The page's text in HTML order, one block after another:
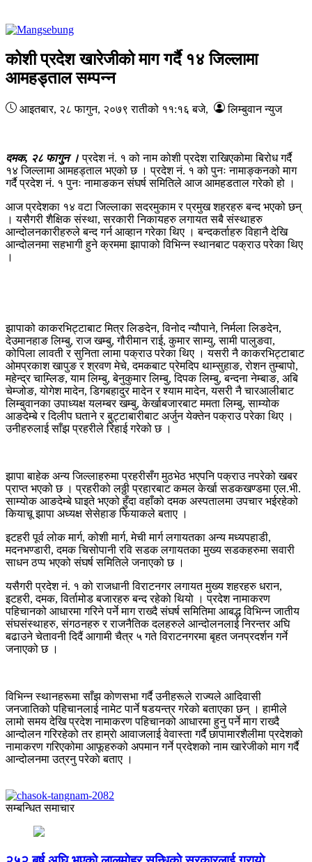
कोशी प्रदेश खारेजीको माग गर्दै १४ जिल्लामा
आमहड्ताल सम्पन्न
आइतबार, २८ फागुन, २०७९रातीको ११:१६ बजे, लिम्बुवान न्युज
दमक, २८ फागुन । प्रदेश नं. १ को नाम कोशी प्रदेश राखिएकोमा बिरोध गर्दै
१४ जिल्लामा आमहड्ताल भएको छ । प्रदेश नं. १ को पुनः नामाङ्कनको माग
गर्दै प्रदेश नं. १ पुनः नामाङकन संघर्ष समितिले आज आमहडताल गरेको हो ।
आज प्रदेशका १४ वटा जिल्लाका सदरमुकाम र प्रमुख शहरहरु बन्द भएको छन्
। यसैगरी शैक्षिक संस्था, सरकारी निकायहरु लगायत सबै संस्थाहरु
आन्दोलनकारीहरुले बन्द गर्न आव्हान गरेका थिए । बन्दकर्ताहरु विहानै देखि
आन्दोलनमा सहभागी हुने क्रममा झापाको विभिन्न स्थानबाट पक्राउ परेका थिए
।
झापाको काकरभिट्टाबाट मित्र लिङदेन, विनोद न्यौपाने, निर्मला लिङदेन,
देउमानहाङ लिम्बु, राज खम्बु, गौरीमान राई, कुमार साम्यु, सामी पालुङवा,
कोपिला लावती र सुनिता लामा पक्राउ परेका थिए । यसरी नै काकरभिट्टाबाट
ओमप्रकाश खापुङ र श्रवण मेचे, दमकबाट प्रेमदिप थाम्सुहाङ, रोशन तुम्बापो,
महेन्द्र चाम्लिङ, याम लिम्बु, बेनुकुमार लिम्बु, दिपक लिम्बु, बन्दना नेम्बाङ, अबि
चेम्जोङ, योगेश मादेन, डिगबहादुर मादेन र श्याम मादेन, यसरी नै चारआलीबाट
लिम्बुवानका उपाध्यक्ष यलम्बर खम्बु, केर्खाबजारबाट ममता लिम्बु, साम्योक
आङदेम्बे र दिलीप घताने र बुट्टाबारीबाट अर्जुन येक्तेन पक्राउ परेका थिए ।
उनीहरुलाई साँझ प्रहरीले रिहाई गरेको छ ।
झापा बाहेक अन्य जिल्लाहरुमा प्रहरीसँग मुठभेठ भएपनि पक्राउ नपरेको खबर
प्राप्त भएको छ । प्रहरीको लठ्ठी प्रहारबाट कमल केर्खा सडकखण्डमा एल.भी.
साम्योक आङदेम्बे घाइते भएको हुँदा वहाँको दमक अस्पतालमा उपचार भईरहेको
कियाचू झापा अध्यक्ष सेसेहाङ फियाकले बताए ।
इटहरी पूर्व लोक मार्ग, कोशी मार्ग, मेची मार्ग लगायतका अन्य मध्यपहाडी,
मदनभण्डारी, दमक चिसोपानी रवि सडक लगायतका मुख्य सडकहरुमा सवारी
साधन ठप्प भएको संघर्ष समितिले जनाएको छ ।
यसैगरी प्रदेश नं. १ को राजधानी विराटनगर लगायत मुख्य शहरहरु धरान,
इटहरी, दमक, विर्तामोड बजारहरु बन्द रहेको थियो । प्रदेश नामाकरण
पहिचानको आधारमा गरिने पर्ने माग राख्दै संघर्ष समितिमा आबद्ध विभिन्न जातीय
संघसंस्थाहरु, संगठनहरु र राजनैतिक दलहरुले आन्दोलनलाई निरन्तर अघि
बढाउने चेतावनी दिदैं आगामी चैत्र ५ गते विराटनगरमा बृहत जनप्रदर्शन गर्ने
जनाएको छ ।
विभिन्न स्थानहरूमा साँझ काेणसभा गर्दै उनीहरूले राज्यले आदिवासी
जनजातिको पहिचानलाई नामेट पार्ने षडयन्त्र गरेको बताएका छन् । हामीले
लामो समय देखि प्रदेश नामाकरण पहिचानको आधारमा हुनु पर्ने माग राख्दै
आन्दोलन गरिरहेको तर हाम्राे आवाजलाई वेवास्ता गर्दै छापामारशैलीमा प्रदेशको
नामाकरण गरिएकोमा आफूहरुको अपमान गर्ने प्रदेशको नाम खारेजीको माग गर्दै
आन्दोलनमा उत्रनु परेकाे बताए ।
सम्बन्धित समाचार